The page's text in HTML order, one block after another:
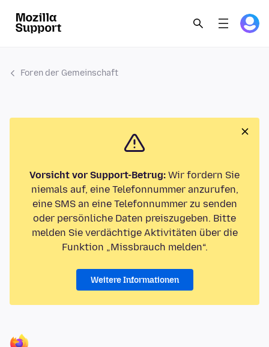
Foren der Gemeinschaft
Vorsicht vor Support-Betrug: Wir fordern Sie
niemals auf, eine Telefonnummer anzurufen,
eine SMS an eine Telefonnummer zu senden
oder persönliche Daten preiszugeben. Bitte
melden Sie verdächtige Aktivitäten über die
Funktion „Missbrauch melden“.
Weitere Informationen